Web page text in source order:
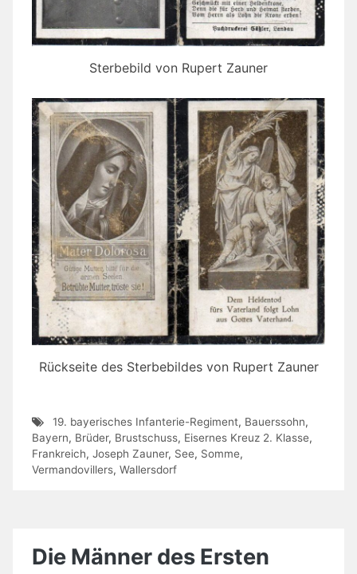
Sterbebild von Rupert Zauner
Rückseite des Sterbebildes von Rupert Zauner
19. bayerisches Infanterie-Regiment, Bauerssohn,
Bayern, Brüder, Brustschuss, Eisernes Kreuz 2. Klasse,
Frankreich, Joseph Zauner, See, Somme,
Vermandovillers, Wallersdorf
Die Männer des Ersten